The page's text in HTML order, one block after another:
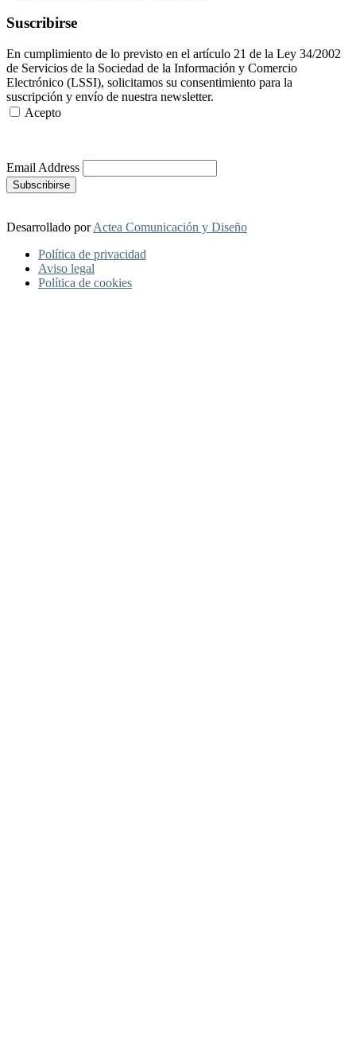
Suscribirse
En cumplimiento de lo previsto en el artículo 21 de la Ley 34/2002
de Servicios de la Sociedad de la Información y Comercio
Electrónico (LSSI), solicitamos su consentimiento para la
suscripción y envío de nuestra newsletter.
Acepto
Email Address
Desarrollado porActea Comunicación y Diseño
Política de privacidad
Aviso legal
Política de cookies